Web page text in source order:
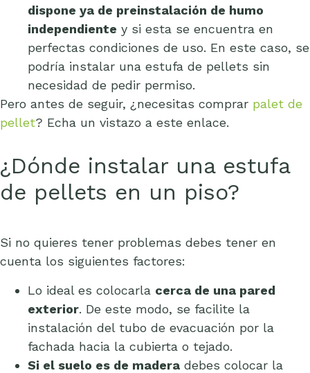
dispone ya de preinstalación de humo
independiente y si esta se encuentra en
perfectas condiciones de uso. En este caso, se
podría instalar una estufa de pellets sin
necesidad de pedir permiso.
Pero antes de seguir, ¿necesitas comprar palet de
pellet? Echa un vistazo a este enlace.
¿Dónde instalar una estufa
de pellets en un piso?
Si no quieres tener problemas debes tener en
cuenta los siguientes factores:
Lo ideal es colocarla cerca de una pared
exterior. De este modo, se facilite la
instalación del tubo de evacuación por la
fachada hacia la cubierta o tejado.
Si el suelo es de madera debes colocar la